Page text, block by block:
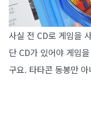
사실 전 CD로 게임을
단 CD가 있어야 게임
구요. 타타콘 동봉만